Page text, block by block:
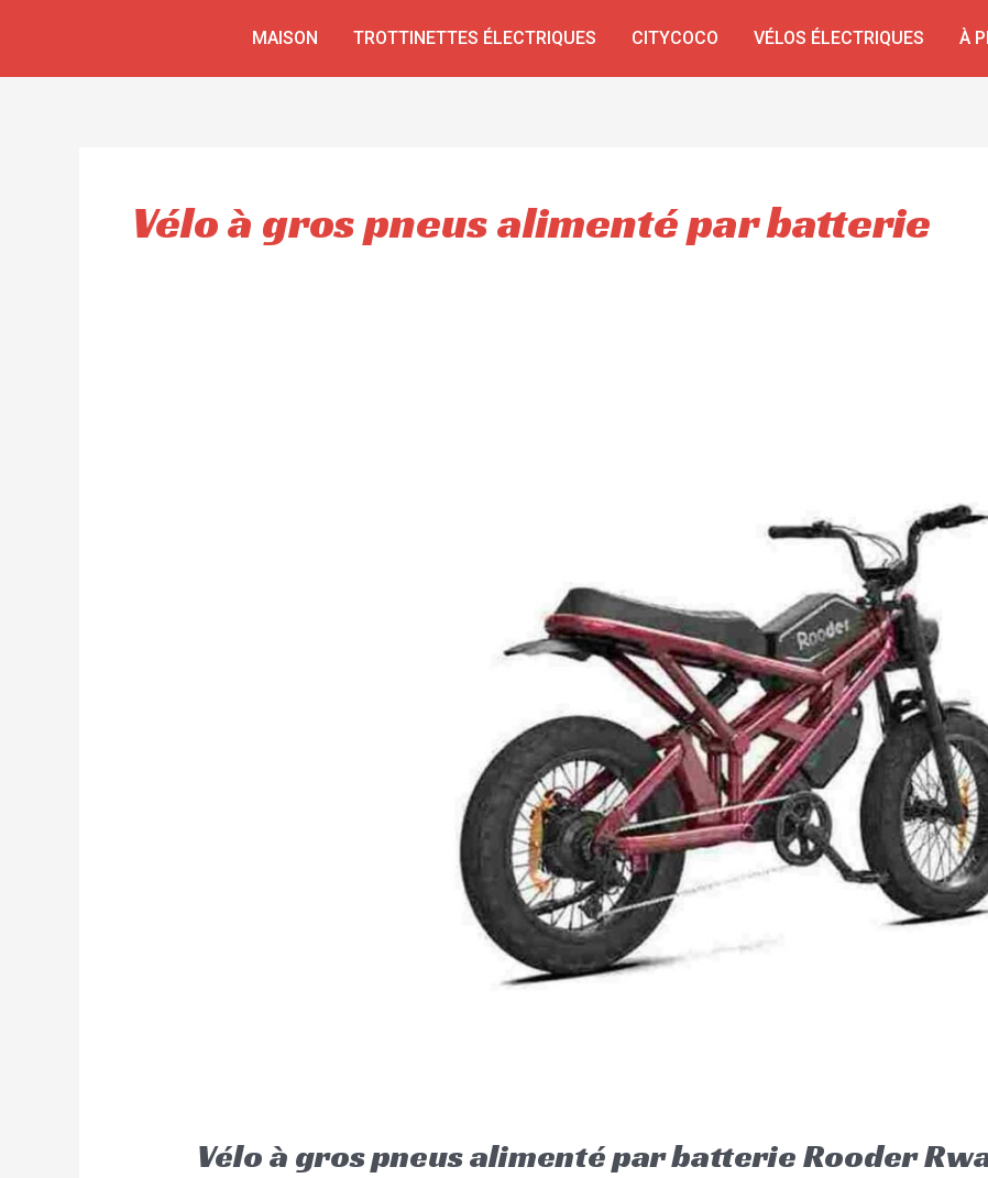
MAISON TROTTINETTES ÉLECTRIQUES CITYCOCO VÉLOS ÉLECTRIQUES À
Vélo à gros pneus alimenté par batterie
Vélo à gros pneus alimenté par batterie Rooder